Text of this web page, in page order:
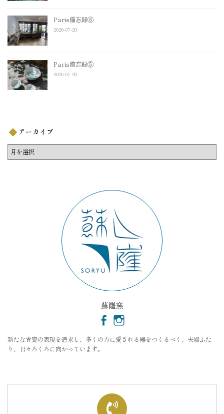
Paris備忘録⑥
2026-07-20
Paris備忘録⑤
2026-07-20
アーカイブ
ア
ー
蘇嶐窯
新たな青瓷の表現を追求し、多くの方に愛される器をつくるべく、夫婦ふた
り、日々ろくろに向かっています。